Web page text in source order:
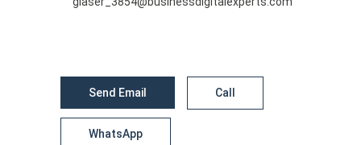
Send Email Call
WhatsApp